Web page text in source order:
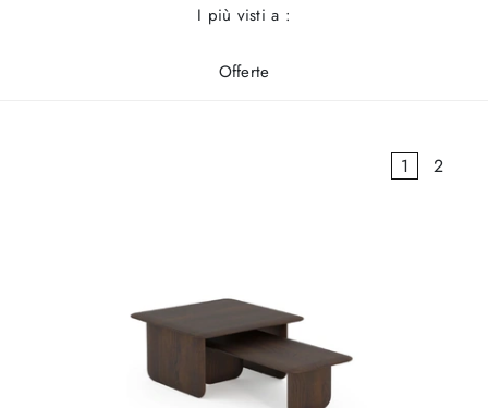
I più visti a :
Offerte
1 2